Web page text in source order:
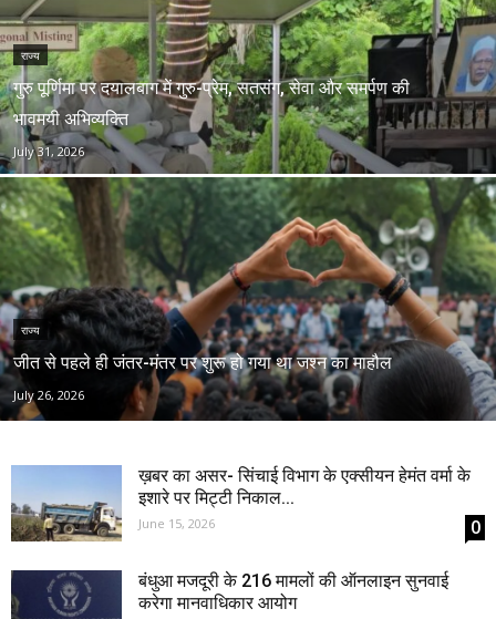
राज्य
गुरु पूर्णिमा पर दयालबाग में गुरु-प्रेम, सतसंग, सेवा और समर्पण की
भावमयी अभिव्यक्ति
July 31, 2026
राज्य
जीत से पहले ही जंतर-मंतर पर शुरू हो गया था जश्न का माहौल
July 26, 2026
ख़बर का असर- सिंचाई विभाग के एक्सीयन हेमंत वर्मा के
इशारे पर मिट्टी निकाल...
June 15, 2026 0
बंधुआ मजदूरी के 216 मामलों की ऑनलाइन सुनवाई
करेगा मानवाधिकार आयोग